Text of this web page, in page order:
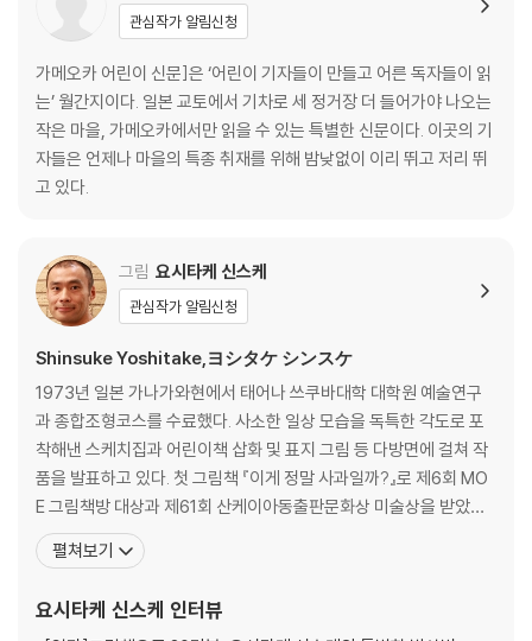
· 부부의 사랑이란 뭘까요? 38
· 남편과 대화하는 시간이 즐겁지 않아요 40
숨어 있는 거북이 10마리를 찾아라! 42
호외
2장 우리 아이는 왜 이럴까요?
· 중학교 1학년 아들이 저를 “마귀할망구”라고 불렀습니다 46
· 아들이 제 말을 못 들은 척해요 52
· 아이를 어린이집 종일반에 맡길지, 제가 일을 그만두고 오전반에만 보낼
지 고민이에요 54
· 아이가 자꾸 주머니에 공벌레를 넣어 와요 56
· 아이들은 왜 똥을 좋아할까요? 58
· 아이들끼리의 다툼을 언제까지 두고 봐야 할까요? 60
· 여섯 살짜리 딸이 정말 말을 안 들어요 62
· 아이들은 밖에서 놀아야지, 왜 방에 처박혀 게임만 하는 거야? 64
· 초등학교 5학년 딸아이의 말수가 줄었습니다 66
가메오카 어린이 신문 70
관심작가 알림신청
가메오카 어린이 신문]은 ‘어린이 기자들이 만들고 어른 독자들이 읽
는’ 월간지이다. 일본 교토에서 기차로 세 정거장 더 들어가야 나오는
작은 마을, 가메오카에서만 읽을 수 있는 특별한 신문이다. 이곳의 기
자들은 언제나 마을의 특종 취재를 위해 밤낮없이 이리 뛰고 저리 뛰
고 있다.
그림 요시타케 신스케
관심작가 알림신청
Shinsuke Yoshitake,ヨシタケ シンスケ
1973년 일본 가나가와현에서 태어나 쓰쿠바대학 대학원 예술연구
과 종합조형코스를 수료했다. 사소한 일상 모습을 독특한 각도로 포
착해낸 스케치집과 어린이책 삽화 및 표지 그림 등 다방면에 걸쳐 작
품을 발표하고 있다. 첫 그림책 『이게 정말 사과일까?』로 제6회 MO
E 그림책방 대상과 제61회 산케이아동출판문화상 미술상을 받았다.
『이유가 있어요』로 제8회 MOE 그림책방 대상, 『벗지 말걸 그랬어』
로 볼로냐 라가치상 특별상, 『이게 정말 천국일까?』로 제51회 신풍상
리고 쓴 책으로 『결국 못 하고 끝난 일』
펼쳐보기
요시타케 신스케 인터뷰